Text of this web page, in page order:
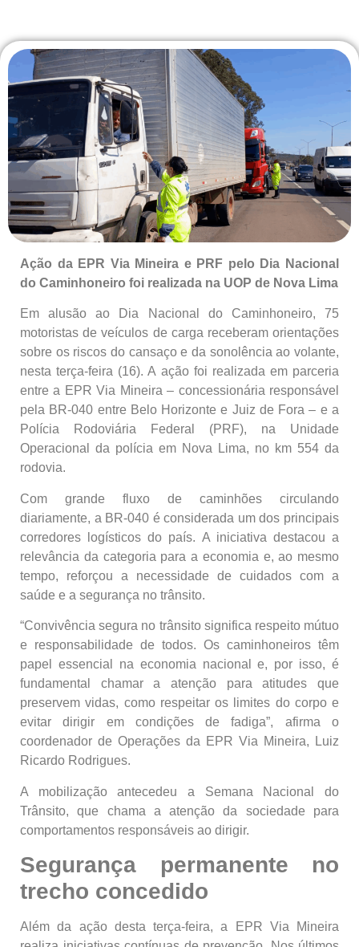
Ação da EPR Via Mineira e PRF pelo Dia Nacional
do Caminhoneiro foi realizada na UOP de Nova Lima
Em alusão ao Dia Nacional do Caminhoneiro, 75
motoristas de veículos de carga receberam orientações
sobre os riscos do cansaço e da sonolência ao volante,
nesta terça-feira (16). A ação foi realizada em parceria
entre a EPR Via Mineira – concessionária responsável
pela BR-040 entre Belo Horizonte e Juiz de Fora – e a
Polícia Rodoviária Federal (PRF), na Unidade
Operacional da polícia em Nova Lima, no km 554 da
rodovia.
Com grande fluxo de caminhões circulando
diariamente, a BR-040 é considerada um dos principais
corredores logísticos do país. A iniciativa destacou a
relevância da categoria para a economia e, ao mesmo
tempo, reforçou a necessidade de cuidados com a
saúde e a segurança no trânsito.
“Convivência segura no trânsito significa respeito mútuo
e responsabilidade de todos. Os caminhoneiros têm
papel essencial na economia nacional e, por isso, é
fundamental chamar a atenção para atitudes que
preservem vidas, como respeitar os limites do corpo e
evitar dirigir em condições de fadiga”, afirma o
coordenador de Operações da EPR Via Mineira, Luiz
Ricardo Rodrigues.
A mobilização antecedeu a Semana Nacional do
Trânsito, que chama a atenção da sociedade para
comportamentos responsáveis ao dirigir.
Segurança permanente no
trecho concedido
Além da ação desta terça-feira, a EPR Via Mineira